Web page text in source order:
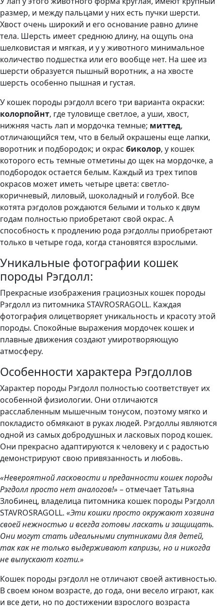
размер, и между пальцами у них есть пучки шерсти.
Хвост очень широкий и его основание равно длине
тела. Шерсть имеет среднюю длину, на ощупь она
шелковистая и мягкая, и у у животного минимальное
количество подшестка или его вообще нет. На шее из
шерсти образуется пышный воротник, а на хвосте
шерсть особенно пышная и густая.
У кошек породы рэгдолл всего три варианта окраски:
колорпойнт, где туловище светлое, а уши, хвост,
нижняя часть лап и мордочка темные; миттед,
отличающийся тем, что в белый окрашены еще лапки,
воротник и подбородок; и окрас биколор, у кошек
которого есть темные отметины до щек на мордочке, а
подбородок остается белым. Каждый из трех типов
окрасов может иметь четыре цвета: светло-
коричневый, лиловый, шоколадный и голубой. Все
котята рэгдолов рождаются белыми и только к двум
годам полностью приобретают свой окрас. А
способность к продлению рода рэгдоллы приобретают
только в четыре года, когда становятся взрослыми.
Уникальные фотографии кошек
породы Рэгдолл:
Прекрасные изображения грациозных кошек породы
Рэгдолл из питомника STAVROSRAGOLL. Каждая
фотография олицетворяет уникальность и красоту этой
породы. Спокойные выражения мордочек кошек и
плавные движения создают умиротворяющую
атмосферу.
Особенности характера Рэгдоллов
Характер породы Рэгдолл полностью соответствует их
особенной физиологии. Они отличаются
расслабленным мышечным тонусом, поэтому мягко и
покладисто обмякают в руках людей. Рэгдоллы являются
одной из самых добродушных и ласковых пород кошек.
Они прекрасно адаптируются к человеку и с радостью
демонстрируют свою привязанность и любовь.
«Невероятной ласковости и преданности кошек породы
Рэгдолл просто нет аналогов!» – отмечает Татьяна
Злобинец, владелица питомника кошек породы Рэгдолл
STAVROSRAGOLL. «Эти кошки просто окружают хозяина
своей нежностью и всегда готовы ласкать и защищать.
Они могут стать идеальными спутниками для детей,
так как не только выдерживают капризы, но и никогда
не выпускают когти.»
Кошек породы рэгдолл не отличают своей активностью.
В своем юном возрасте, до года, они весело играют, как
и все дети, но по достижении взрослого возраста